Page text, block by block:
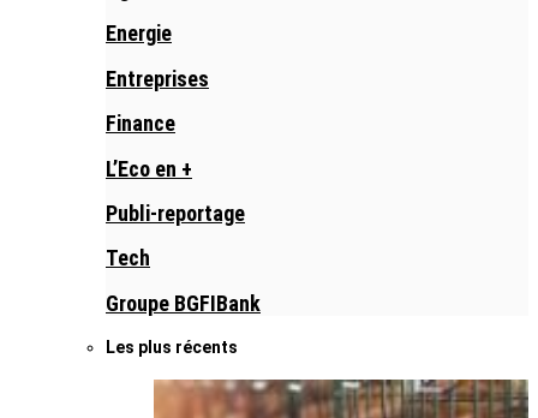
Energie
Entreprises
Finance
L’Eco en +
Publi-reportage
Tech
Groupe BGFIBank
Les plus récents